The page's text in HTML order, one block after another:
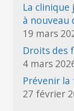
La clinique
à nouveau
19 mars
Droits des
4 mars
Prévenir
27 février